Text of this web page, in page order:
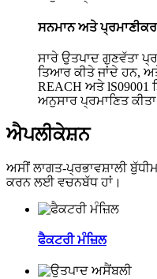
ਸਨਮਾਨ ਅਤੇ
ਸਾਰੇ ਉਤਪਾਦ ਗੁਣਵੱਤਾ
ਤਿਆਰ ਕੀਤੇ ਜਾਂਦੇ ਹਨ,
REACH ਅਤੇ
ਅਨੁਸਾਰ ਪ੍ਰਮਾਣਿਤ
ਐਪਲੀਕੇਸ਼ਨ
ਅਸੀਂ ਲਾਗਤ-ਪ੍ਰਭਾਵਸ਼ਾਲੀ
ਕਰਨ ਲਈ ਵਚਨਬੱਧ ਹਾਂ।
ਫੈਕਟਰੀ ਮੰਜ਼ਿਲ